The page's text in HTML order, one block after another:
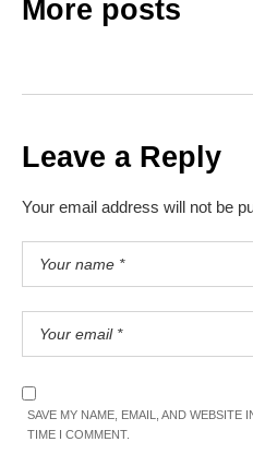
More posts
Leave a Reply
Your email address will not be
SAVE MY NAME, EMAIL, AND WEBSITE
TIME I COMMENT.